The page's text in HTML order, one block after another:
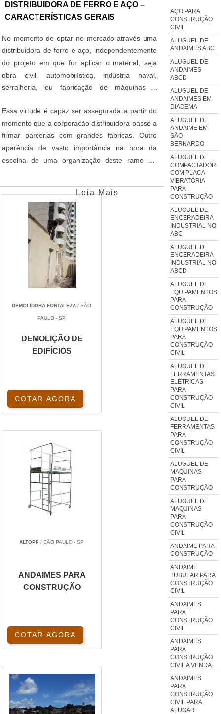
DISTRIBUIDORA DE FERRO E AÇO –
CARACTERÍSTICAS GERAIS
No momento de optar no mercado através uma
distribuidora de ferro e aço, independentemente
do projeto em que for aplicar o material, seja
obra civil, automobilística, indústria naval,
serralheria, ou fabricação de máquinas e
companhia que possua através missão e valor a
preocupação, essencialmente, com a virtude dos
materiais que disponibiliza.
Essa virtude é capaz ser assegurada a partir do
momento que a corporação distribuidora passe a
firmar parcerias com grandes fábricas. Outro
aparência de vasto importância na hora da
escolha de uma organização deste ramo diz
comercializados. Uma distribuidora de ferro e
aço idônea e que tem através alvo a satisfação
de seus clientes procura disponibilizar produtos a
valores justos.
Leia Mais
DEMOLIDORA FORTALEZA / SÃO
PAULO - SP
DEMOLIÇÃO DE
EDIFÍCIOS
COTAR AGORA
ALTOPP / SÃO PAULO - SP
ANDAIMES PARA
CONSTRUÇÃO
COTAR AGORA
AÇO PARA
CONSTRUÇÃO
CIVIL
ALUGUEL DE
ANDAIMES ABC
ALUGUEL DE
ANDAIMES
ABCD
ALUGUEL DE
ANDAIMES EM
DIADEMA
ALUGUEL DE
ANDAIME EM
SÃO
BERNARDO
ALUGUEL DE
COMPACTADOR
COM PLACA
VIBRATÓRIA
PARA
CONSTRUÇÃO
ALUGUEL DE
ENCERADEIRA
INDUSTRIAL NO
ABC
ALUGUEL DE
ENCERADEIRA
INDUSTRIAL NO
ABCD
ALUGUEL DE
EQUIPAMENTOS
PARA
CONSTRUÇÃO
ALUGUEL DE
EQUIPAMENTOS
PARA
CONSTRUÇÃO
CIVIL
ALUGUEL DE
FERRAMENTAS
ELÉTRICAS
PARA
CONSTRUÇÃO
CIVIL
ALUGUEL DE
FERRAMENTAS
PARA
CONSTRUÇÃO
CIVIL
ALUGUEL DE
MAQUINAS
PARA
CONSTRUÇÃO
ALUGUEL DE
MAQUINAS
PARA
CONSTRUÇÃO
CIVIL
ANDAIME PARA
CONSTRUÇÃO
ANDAIME
TUBULAR PARA
CONSTRUÇÃO
CIVIL
ANDAIMES
PARA
CONSTRUÇÃO
CIVIL
ANDAIMES
PARA
CONSTRUÇÃO
CIVIL A VENDA
ANDAIMES
PARA
CONSTRUÇÃO
CIVIL PARA
ALUGAR